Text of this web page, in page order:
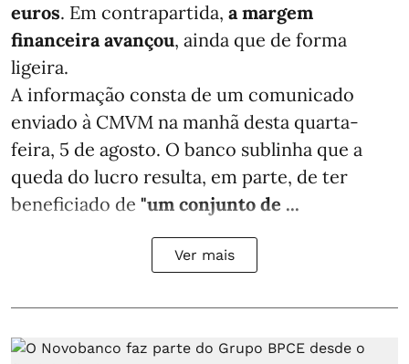
euros. Em contrapartida, a margem
financeira avançou, ainda que de forma
ligeira.
A informação consta de um comunicado
enviado à CMVM na manhã desta quarta-
feira, 5 de agosto. O banco sublinha que a
queda do lucro resulta, em parte, de ter
beneficiado de "um conjunto de ...
Ver mais